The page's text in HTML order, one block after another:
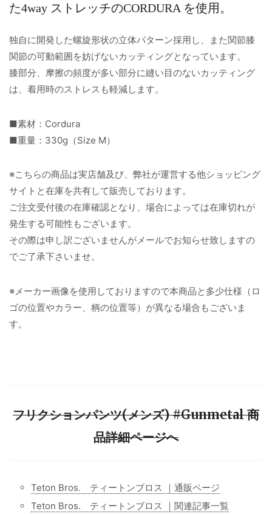
た4way ストレッチのCORDURA を使用。
独自に開発した螺旋形状の立体パターン採用し、また関節膝
関節の可動範囲を妨げないカッティングとなっています。
膝部分、摩擦の頻度が多い部分に縫い目のないカッティング
は、着用時のストレスも軽減します。
■素材：Cordura
■重量：330g（Size M）
※こちらの商品は実店舗及び、弊社が運営する他ショッピング
サイトと在庫を共有して販売しております。
ご注文受付後の在庫確認となり、場合によっては在庫切れが
発生する可能性もございます。
その際は申し訳ございませんがメールでお知らせ致しますの
でご了承下さいませ。
※メーカー画像を使用しておりますので本商品と多少仕様（ロ
ゴの位置やカラー、柄の位置等）が異なる場合もございま
す。
フリクションパンツ(メンズ) #Gunmetal 商
品詳細ページへ
Teton Bros. ティートンブロス ｜通販ページ
Teton Bros. ティートンブロス ｜関連記事一覧